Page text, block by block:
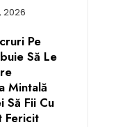
2026
Pe
Să Le
Mintală
Să Fii Cu
Fericit